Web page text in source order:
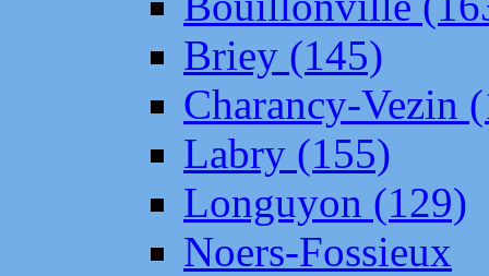
Briey (145)
Charancy-Vezin
Labry (155)
Longuyon (129)
Noers-Fossieux